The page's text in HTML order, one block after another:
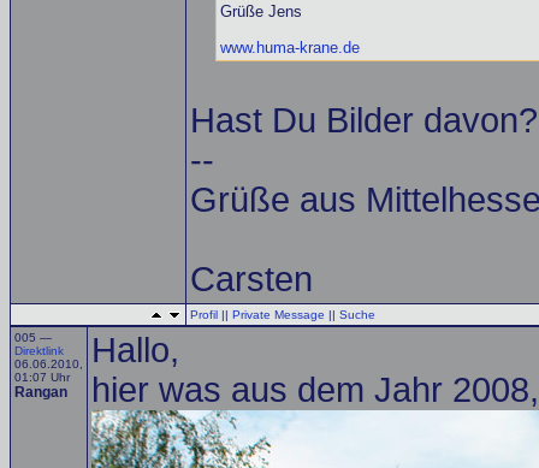
Grüße Jens
www.huma-krane.de
Hast Du Bilder davon?
--
Grüße aus
Carsten
Profil || Private Message || Suche
005 —
Direktlink
06.06.2010,
01:07 Uhr
Rangan
Hallo,
hier was aus dem Jahr